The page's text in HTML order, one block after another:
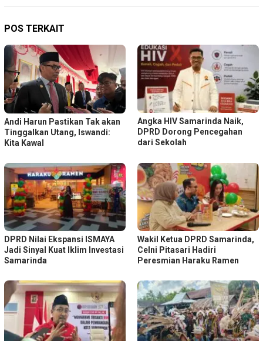
POS TERKAIT
Andi Harun Pastikan Tak akan
Tinggalkan Utang, Iswandi:
Kita Kawal
Angka HIV Samarinda Naik,
DPRD Dorong Pencegahan
dari Sekolah
DPRD Nilai Ekspansi ISMAYA
Jadi Sinyal Kuat Iklim Investasi
Samarinda
Wakil Ketua DPRD Samarinda,
Celni Pitasari Hadiri
Peresmian Haraku Ramen